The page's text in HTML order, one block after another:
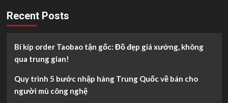
Recent Posts
Bí kíp order Taobao tận gốc: Đồ đẹp giá xưởng, không
qua trung gian!
Quy trình 5 bước nhập hàng Trung Quốc về bán cho
người mù công nghệ